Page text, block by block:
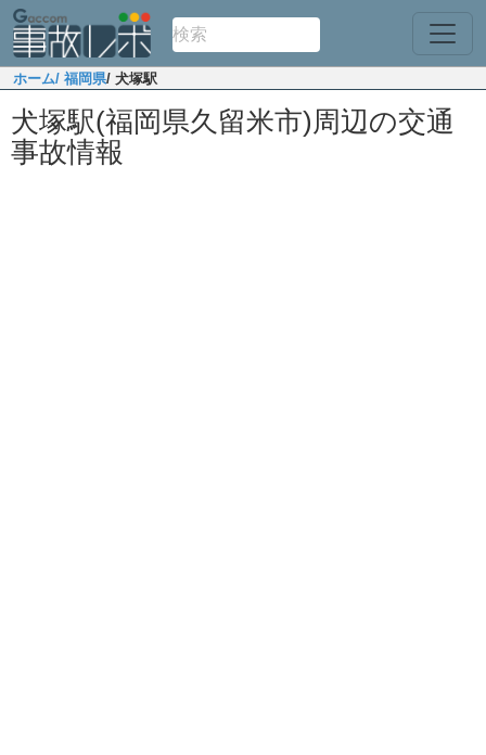
ホーム/ 福岡県/ 犬塚駅
犬塚駅(福岡県久留米市)周辺の交通
事故情報